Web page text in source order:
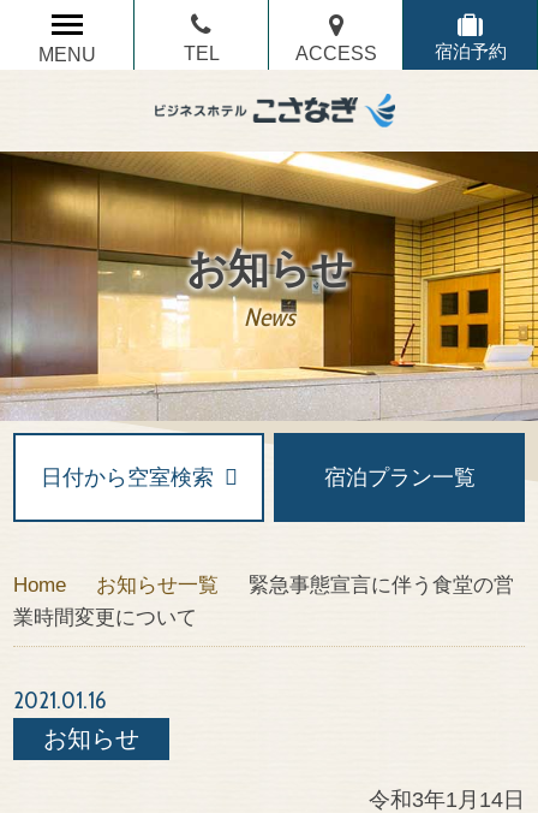
MENU TEL ACCESS 宿泊予約
お知らせ
News
日付から空室検索 宿泊プラン一覧
Home お知らせ一覧
緊急事態宣言に伴う食堂の営
業時間変更について
2021.01.16
お知らせ
令和3年1月14日